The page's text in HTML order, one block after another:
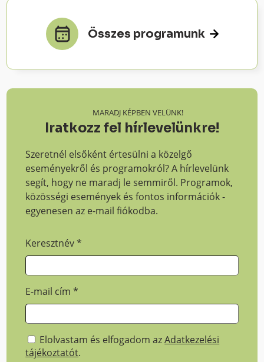
Összes programunk
MARADJ KÉPBEN VELÜNK!
Iratkozz fel hírlevelünkre!
Szeretnél elsőként értesülni a közelgő
eseményekről és programokról? A hírlevelünk
segít, hogy ne maradj le semmiről. Programok,
közösségi események és fontos információk -
egyenesen az e-mail fiókodba.
Keresztnév*
E-mail cím*
Elolvastam és elfogadom azAdatkezelési
tájékoztatót.